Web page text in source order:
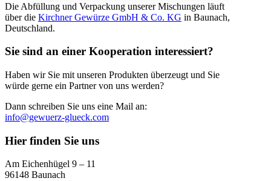
Die Abfüllung und Verpackung unserer Mischungen läuft
über die Kirchner Gewürze GmbH & Co. KG in Baunach,
Deutschland.
Sie sind an einer Kooperation interessiert?
Haben wir Sie mit unseren Produkten überzeugt und Sie
würde gerne ein Partner von uns werden?
Dann schreiben Sie uns eine Mail an:
info@gewuerz-glueck.com
Hier finden Sie uns
Am Eichenhügel 9 – 11
96148 Baunach